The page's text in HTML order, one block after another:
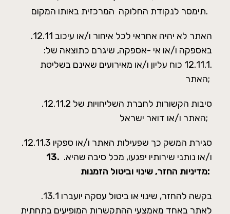
תימסר לנקודת החלוקה המרכזית באותו המקום.
.12.11 האתר לא יהיה אחראי לכל איחור ו/או עיכוב
באספקה ו/או אי -אספקה, שיגרם כתוצאה של:
.12.11.1 כוח עליון ו/או מאירועים שאינם בשליטת
האתר;
.12.11.2 סיבות הקשורות לחברת השליחויות של
האתר ו/או דואר ישראל;
.12.11.3 סגירת המשק כך שפעילות האתר ו/או ספקיו
ו/או נותני שירותיו יפגעו, מכל סיבה שהיא. .13
מדיניות החזר, שינוי וביטול הזמנות:
.13.1 בקשה להחזר, שינוי או ביטול עסקה יועברו
לאתר באחד מאמצעי ההתקשרות המופיעים בתחתית